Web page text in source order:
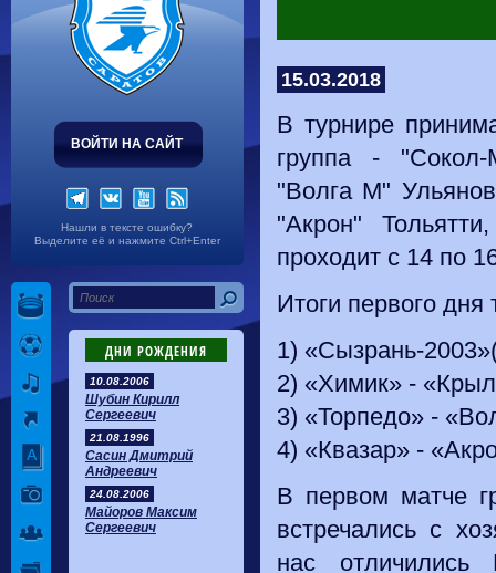
ВОЙТИ НА САЙТ
Нашли в тексте ошибку?
Выделите её и нажмите Ctrl+Enter
ДНИ РОЖДЕНИЯ
10.08.2006
Шубин Кирилл
Сергеевич
21.08.1996
Сасин Дмитрий
Андреевич
24.08.2006
Майоров Максим
Сергеевич
15.03.2018
В турнире
группа - "Сокол-
"Волга М"
"Акрон"
проходит с 14 по
Итоги первого
1) «Сызрань-
2) «Химик» -
3) «Торпедо» -
4) «Квазар» -
В первом матче
встречались с
нас